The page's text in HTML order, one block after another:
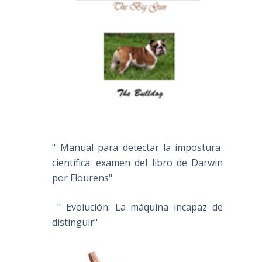
" Manual para detectar la impostura
científica: examen del libro de Darwin
por Flourens"
" Evolución: La máquina incapaz de
distinguir"